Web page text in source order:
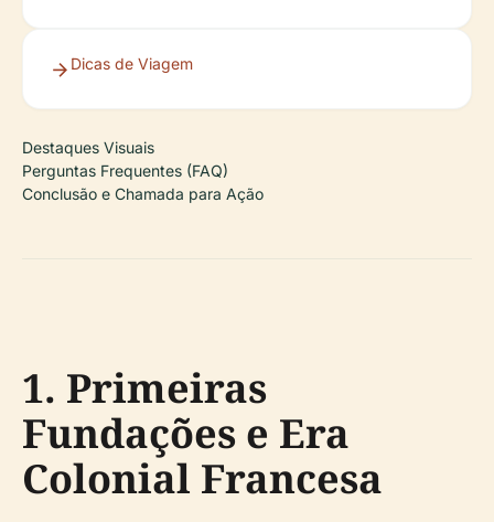
Dicas de Viagem
Destaques Visuais
Perguntas Frequentes (FAQ)
Conclusão e Chamada para Ação
1. Primeiras
Fundações e Era
Colonial Francesa